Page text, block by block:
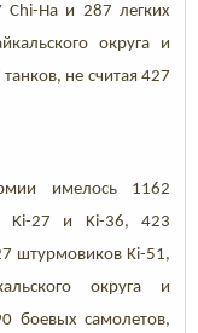
Ha и 287 легких
округа и
не считая 427
имелось 1162
Ki-27 и Ki-36, 423
штурмовиков Ki-51,
округа и
боевых самолетов,